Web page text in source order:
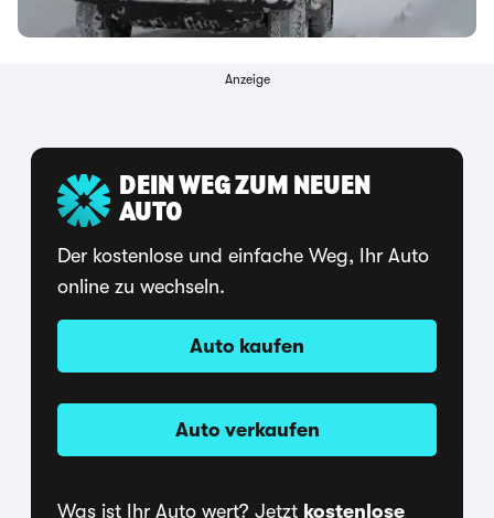
Anzeige
DEIN WEG ZUM NEUEN
AUTO
Der kostenlose und einfache Weg, Ihr Auto
online zu wechseln.
Auto kaufen
Auto verkaufen
Was ist Ihr Auto wert? Jetzt kostenlose